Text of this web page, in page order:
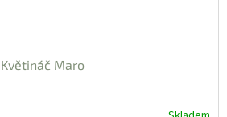
Květináč Maro